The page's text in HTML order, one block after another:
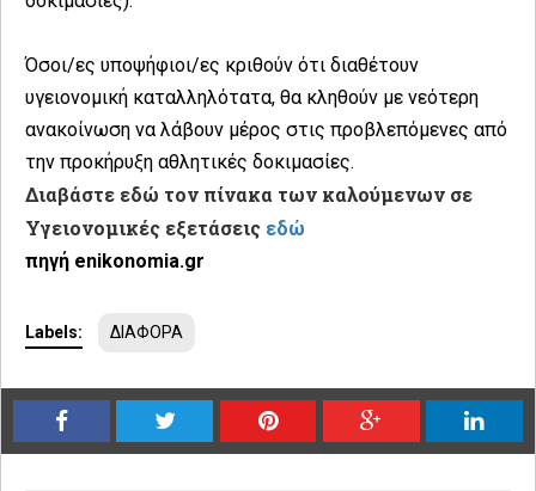
Όσοι/ες υποψήφιοι/ες κριθούν ότι διαθέτουν
υγειονομική καταλληλότατα, θα κληθούν με νεότερη
ανακοίνωση να λάβουν μέρος στις προβλεπόμενες από
την προκήρυξη αθλητικές δοκιμασίες.
Διαβάστε εδώ τον πίνακα των καλούμενων σε
Υγειονομικές εξετάσεις εδώ
πηγή enikonomia.gr
Labels: ΔΙΑΦΟΡΑ